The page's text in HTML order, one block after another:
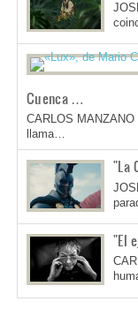
Cuenca …
CARLOS
llama…
"La
"El